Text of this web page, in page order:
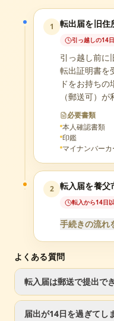
1 転出届を旧住
引っ越しの14
引っ越し前に
転出証明書を
ドをお持ち
（郵送可）が
必要書類
本人確認書類
印鑑
マイナンバーカ
2 転入届を養父
転入から14日
手続きの流れ
必要書類
転出証明書（前
マイナンバー
印鑑
よくある質問
転入届は郵送で提出で
転入届は窓口での手続
送で手続き可能です。
届出が14日を過ぎてし